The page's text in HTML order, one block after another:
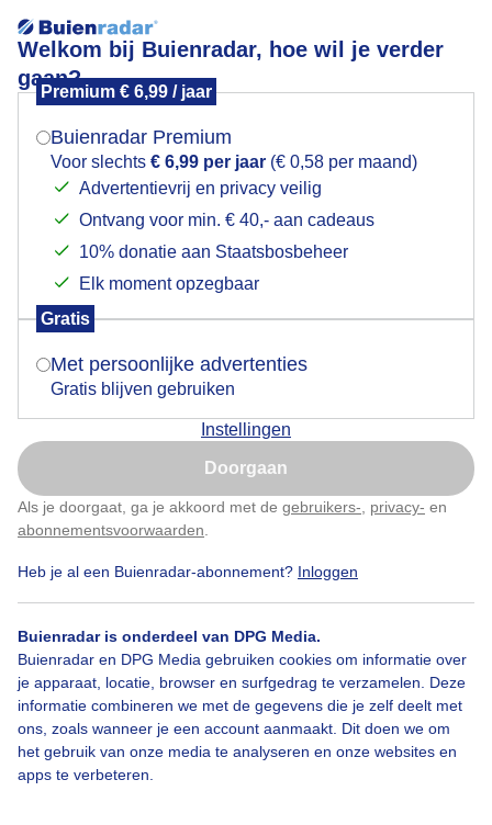
Welkom bij Buienradar, hoe wil je verder
gaan?
Premium € 6,99 / jaar
Buienradar Premium
Voor slechts € 6,99 per jaar (€ 0,58 per maand)
Advertentievrij en privacy veilig
Ontvang voor min. € 40,- aan cadeaus
10% donatie aan Staatsbosbeheer
Elk moment opzegbaar
Gratis
Met persoonlijke advertenties
Gratis blijven gebruiken
Instellingen
Doorgaan
Als je doorgaat, ga je akkoord met de gebruikers- privacy- en
abonnementsvoorwaarden
Heb je al een Buienradar-abonnement? Inloggen
Buienradar is onderdeel van DPG Media.
Buienradar en DPG Media gebruiken cookies om informatie over
je apparaat, locatie, browser en surfgedrag te verzamelen. Deze
informatie combineren we met de gegevens die je zelf deelt met
ons, zoals wanneer je een account aanmaakt. Dit doen we om
het gebruik van onze media te analyseren en onze websites en
apps te verbeteren.
Lekker zomerweer
Door: Elly Bos Gemaakt: 24-07-2025, 49x bekeken
Vrachtschip Zomer Wolken
Bekijk slideshow
Mogen we je locatie gebruiken voor het
Indien je hier nog geen akkoord op hebt gegeven,
verschijnt er zo een pop-up uit je browser waarin
Is goed, toon de popup
Nu niet, misschien later
Klik hierom dit aan te passen